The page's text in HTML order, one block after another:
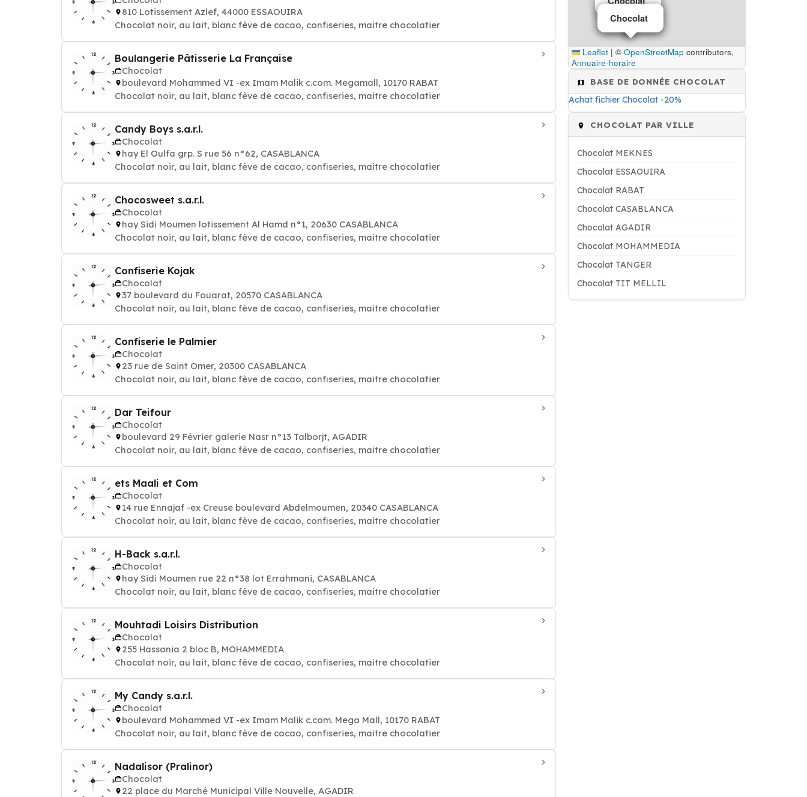
810 Lotissement Azlef, 44000 ESSAOUIRA
Chocolat noir, au lait, blanc fève de cacao, confiseries, maitre chocolatier
Boulangerie Pâtisserie La Française
Chocolat
boulevard Mohammed VI -ex Imam Malik c.com. Megamall, 10170 RABAT
Chocolat noir, au lait, blanc fève de cacao, confiseries, maitre chocolatier
Candy Boys s.a.r.l.
Chocolat
hay El Oulfa grp. S rue 56 n°62, CASABLANCA
Chocolat noir, au lait, blanc fève de cacao, confiseries, maitre chocolatier
Chocosweet s.a.r.l.
Chocolat
hay Sidi Moumen lotissement Al Hamd n°1, 20630 CASABLANCA
Chocolat noir, au lait, blanc fève de cacao, confiseries, maitre chocolatier
Confiserie Kojak
Chocolat
37 boulevard du Fouarat, 20570 CASABLANCA
Chocolat noir, au lait, blanc fève de cacao, confiseries, maitre chocolatier
Confiserie le Palmier
Chocolat
23 rue de Saint Omer, 20300 CASABLANCA
Chocolat noir, au lait, blanc fève de cacao, confiseries, maitre chocolatier
Dar Teifour
Chocolat
boulevard 29 Février galerie Nasr n°13 Talborjt, AGADIR
Chocolat noir, au lait, blanc fève de cacao, confiseries, maitre chocolatier
ets Maali et Com
Chocolat
14 rue Ennajaf -ex Creuse boulevard Abdelmoumen, 20340 CASABLANCA
Chocolat noir, au lait, blanc fève de cacao, confiseries, maitre chocolatier
H-Back s.a.r.l.
Chocolat
hay Sidi Moumen rue 22 n°38 lot Errahmani, CASABLANCA
Chocolat noir, au lait, blanc fève de cacao, confiseries, maitre chocolatier
Mouhtadi Loisirs Distribution
Chocolat
255 Hassania 2 bloc B, MOHAMMEDIA
Chocolat noir, au lait, blanc fève de cacao, confiseries, maitre chocolatier
My Candy s.a.r.l.
Chocolat
boulevard Mohammed VI -ex Imam Malik c.com. Mega Mall, 10170 RABAT
Chocolat noir, au lait, blanc fève de cacao, confiseries, maitre chocolatier
Nadalisor (Pralinor)
Chocolat
22 place du Marché Municipal Ville Nouvelle, AGADIR
Chocolat
Chocolat
Leaflet | © OpenStreetMap contributors,
Annuaire-horaire
BASE DE DONNÉE CHOCOLAT
Achat fichier Chocolat -20%
CHOCOLAT PAR VILLE
Chocolat MEKNES
Chocolat ESSAOUIRA
Chocolat RABAT
Chocolat CASABLANCA
Chocolat AGADIR
Chocolat MOHAMMEDIA
Chocolat TANGER
Chocolat TIT MELLIL